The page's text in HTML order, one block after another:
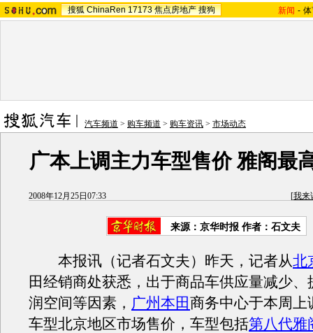
搜狐 ChinaRen 17173 焦点房地产 搜狗 新闻 -
汽车频道 > 购车频道 > 购车资讯 > 市场动态
广本上调主力车型售价 雅阁最
2008年12月25日07:33 [我来
来源：京华时报 作者：石文夫
本报讯（记者石文夫）昨天，记者从北
田经销商处获悉，出于商品车供应量减少、
润空间等因素， 广州本田商务中心于本周上
车型北京地区市场售价，车型包括第八代雅